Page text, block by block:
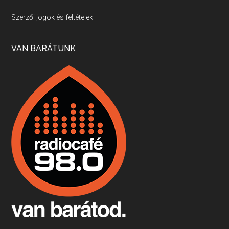
Villány, kékfrankos, Jackfall
Apr 17, 2026 • 00:35:38
Boston, teadélután, bab és homár
Apr 9, 2026 • 00:37:17
Fermentáljunk, a testünk meghálálja!
Apr 3, 2026 • 00:36:07
Szerzői jogok és feltételek
VAN BARÁTUNK